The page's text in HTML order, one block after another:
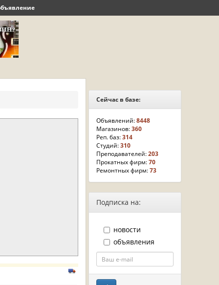
Сейчас в базе:
Объявлений:8448
Магазинов:360
Реп. баз:314
Студий:310
Преподавателей:203
Прокатных фирм:70
Ремонтных фирм:73
Подписка на:
новости
объявления